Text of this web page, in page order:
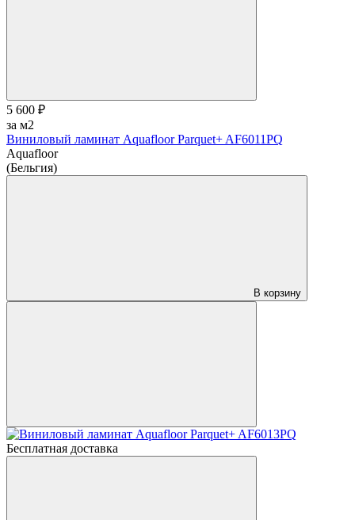
5 600 ₽
за м2
Виниловый ламинат Aquafloor Parquet+ AF6011PQ
Aquafloor
(Бельгия)
В корзину
Бесплатная доставка